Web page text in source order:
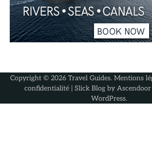
Copyright © 2026 Travel Guides. Mentions
confidentialité | Slick Blog by Ascendoor
WordPress.